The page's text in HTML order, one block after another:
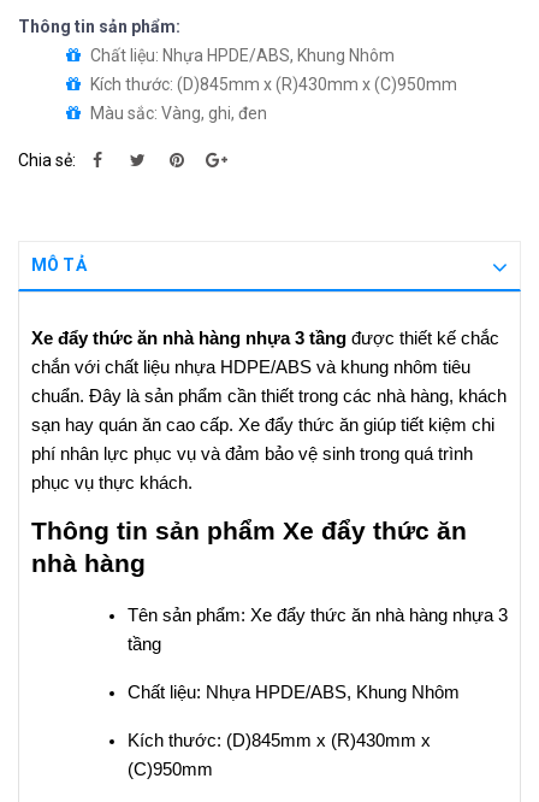
Thông tin sản phẩm:
Chất liệu: Nhựa HPDE/ABS, Khung Nhôm
Kích thước: (D)845mm x (R)430mm x (C)950mm
Màu sắc: Vàng, ghi, đen
Chia sẻ:
MÔ TẢ
Xe đẩy thức ăn nhà hàng nhựa 3 tầng được thiết kế chắc
chắn với chất liệu nhựa HDPE/ABS và khung nhôm tiêu
chuẩn. Đây là sản phẩm cần thiết trong các nhà hàng, khách
sạn hay quán ăn cao cấp. Xe đẩy thức ăn giúp tiết kiệm chi
phí nhân lực phục vụ và đảm bảo vệ sinh trong quá trình
phục vụ thực khách.
Thông tin sản phẩm Xe đẩy thức ăn
nhà hàng
Tên sản phẩm: Xe đẩy thức ăn nhà hàng nhựa 3
tầng
Chất liệu: Nhựa HPDE/ABS, Khung Nhôm
Kích thước: (D)845mm x (R)430mm x
(C)950mm